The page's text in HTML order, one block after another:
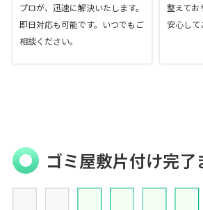
プロが、迅速に解決いたします。
即日対応も可能です。いつでもご
相談ください。
整えてお
安心して
ゴミ屋敷片付け完了